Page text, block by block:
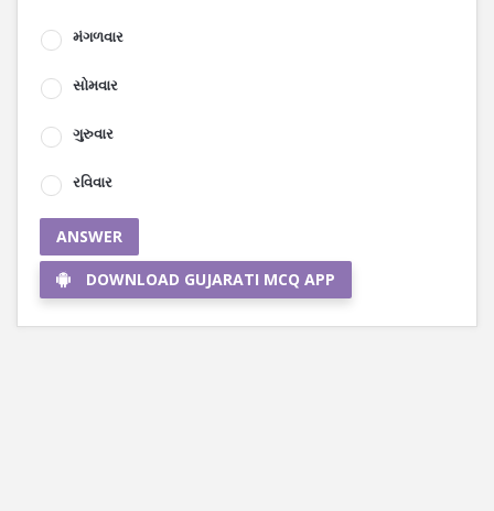
મંગળવાર
સોમવાર
ગુરુવાર
રવિવાર
ANSWER
DOWNLOAD GUJARATI MCQ APP